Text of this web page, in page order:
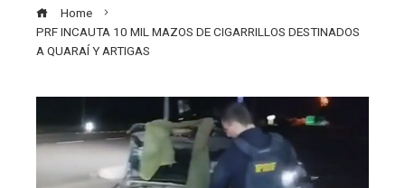
Home
PRF INCAUTA 10 MIL MAZOS DE CIGARRILLOS DESTINADOS
A QUARAÍ Y ARTIGAS